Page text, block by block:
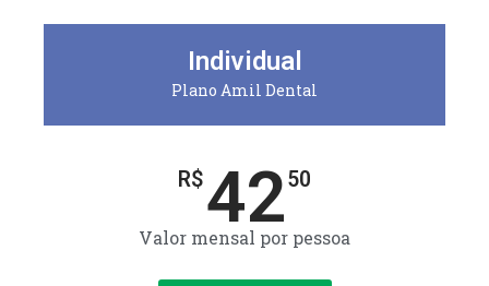
Individual
Plano Amil Dental
R$4250
Valor mensal por pessoa